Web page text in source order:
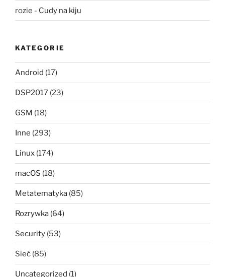
rozie - Cudy na kiju
KATEGORIE
Android (17)
DSP2017 (23)
GSM (18)
Inne (293)
Linux (174)
macOS (18)
Metatematyka (85)
Rozrywka (64)
Security (53)
Sieć (85)
Uncategorized (1)